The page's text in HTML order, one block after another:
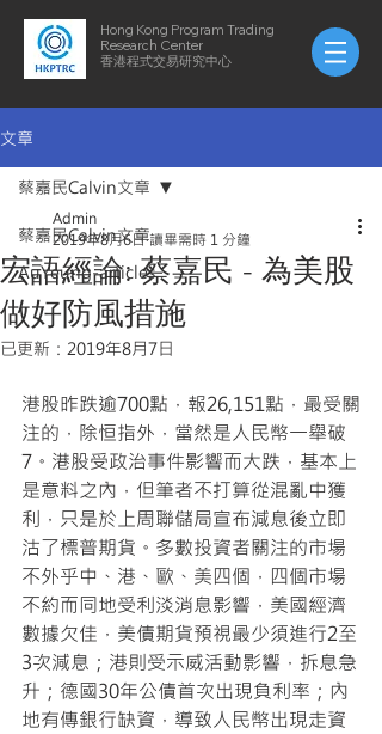
Hong Kong Program Trading
Research Center
​​香港程式交易研究中心
文章
蔡嘉民Calvin文章
AuYeung-articles
蔡嘉民Calvin文章
宏語經論: 蔡嘉民 - 為美股
做好防風措施
Admin
2019年8月6日 讀畢需時 1 分鐘
已更新： 2019年8月7日
港股昨跌逾700點，報26,151點，最受關
注的，除恒指外，當然是人民幣一舉破
7。港股受政治事件影響而大跌，基本上
是意料之內，但筆者不打算從混亂中獲
利，只是於上周聯儲局宣布減息後立即
沽了標普期貨。多數投資者關注的市場
不外乎中、港、歐、美四個，四個市場
不約而同地受利淡消息影響，美國經濟
數據欠佳，美債期貨預視最少須進行2至
3次減息；港則受示威活動影響，拆息急
升；德國30年公債首次出現負利率；內
地有傳銀行缺資，導致人民幣出現走資